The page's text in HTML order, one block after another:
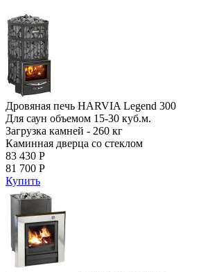
Дровяная печь HARVIA Legend 300
Для саун объемом 15-30 куб.м.
Загрузка камней - 260 кг
Каминная дверца со стеклом
83 430 Р
81 700 Р
Купить